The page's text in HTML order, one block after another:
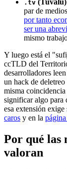
.tv
par de
por tanto
ser una
mismo
Y luego está el
ccTLD del
desarrolladores
un hack de
misma
significar algo para
esa extensión exige
caros y en la
Por qué las
valoran